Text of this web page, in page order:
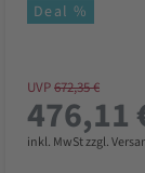
Deal %
UVP672,35 €
476,11
inkl. MwSt zzgl.